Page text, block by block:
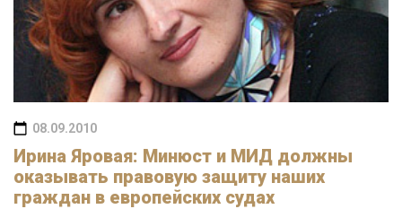
08.09.2010
Ирина Яровая: Минюст и МИД должны
оказывать правовую защиту наших
граждан в европейских судах